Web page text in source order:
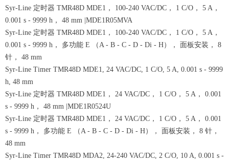
Syr-Line 定时器 TMR48D MDE1， 100-240 VAC/DC， 1 C/O， 5 A，
0.001 s - 9999 h， 48 mm |MDE1R05MVA
Syr-Line 定时器 TMR48D MDE1， 100-240 VAC/DC， 1 C/O， 5 A，
0.001 s - 9999 h， 多功能 E （A - B - C - D - Di - H）， 面板安装， 8
针， 48 mm
Syr-Line Timer TMR48D MDE1, 24 VAC/DC, 1 C/O, 5 A, 0.001 s - 9999
h, 48 mm
Syr-Line 定时器 TMR48D MDE1， 24 VAC/DC， 1 C/O， 5 A， 0.001
s - 9999 h， 48 mm |MDE1R0524U
Syr-Line 定时器 TMR48D MDE1， 24 VAC/DC， 1 C/O， 5 A， 0.001
s - 9999 h， 多功能 E （A - B - C - D - Di - H）， 面板安装， 8 针，
48 mm
Syr-Line Timer TMR48D MDA2, 24-240 VAC/DC, 2 C/O, 10 A, 0.001 s -